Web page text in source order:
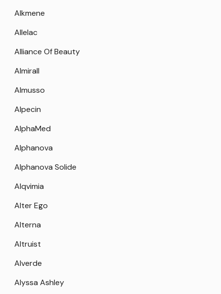
Alkmene
Allelac
Alliance Of Beauty
Almirall
Almusso
Alpecin
AlphaMed
Alphanova
Alphanova Solide
Alqvimia
Alter Ego
Alterna
Altruist
Alverde
Alyssa Ashley